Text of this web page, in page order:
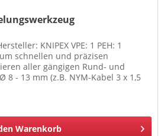
KNIPEX VPE: 1 PEH: 1
schnellen und präzisen
aller gängigen Rund- und
8 - 13 mm (z.B. NYM-Kabel 3 x 1,5
Warenkorb